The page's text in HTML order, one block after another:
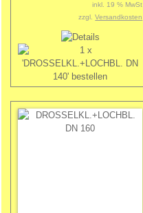
inkl. 19 % MwSt
zzgl.Versandkosten